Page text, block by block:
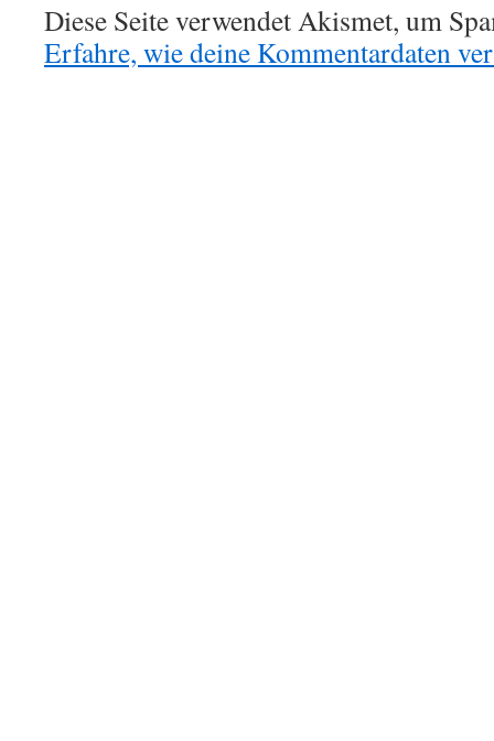
Diese Seite verwendet Akismet, um
Erfahre, wie deine Kommentardaten